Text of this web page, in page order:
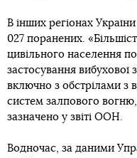
В інших регіонах
027 поранених.
цивільного населення
застосування
включно з обстрілами з
систем залпового
зазначено у звіті ООН.
Водночас, за даними